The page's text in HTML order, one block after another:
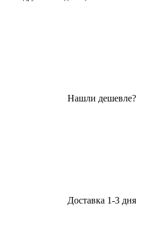
Нашли дешевле?
Доставка 1-3 дня